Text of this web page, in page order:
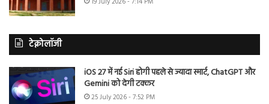
टेक्नोलॉजी
iOS 27 में नई Siri होगी पहले से ज्यादा स्मार्ट, ChatGPT और
Gemini को देगी टक्कर
25 July 2026 - 7:52 PM